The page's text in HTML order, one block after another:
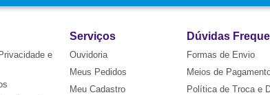
e
Serviços
Ouvidoria
Meus Pedidos
Meu Cadastro
Dúvidas
Formas de Envio
Meios de
Política de Troca e